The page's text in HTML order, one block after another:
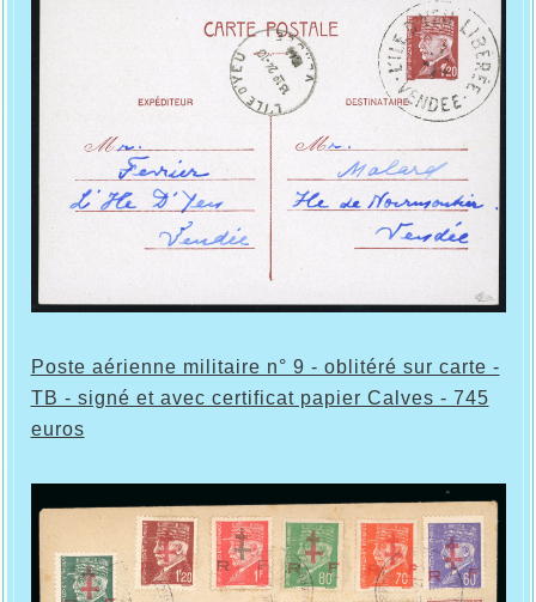
Poste aérienne militaire n° 9 - oblitéré sur carte -
TB - signé et avec certificat papier Calves - 745
euros